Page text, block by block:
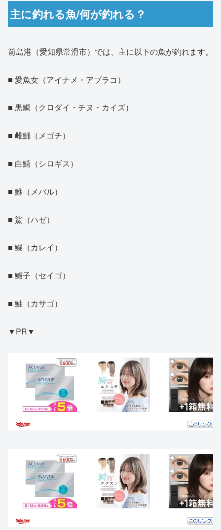
主に釣れる魚/何が釣れる？
前島港（愛知県常滑市）では、主に以下の魚が釣れます。
■ 愛魚女（アイナメ・アブラコ）
■ 黒鯛（クロダイ・チヌ・カイズ）
■ 雌鯒（メゴチ）
■ 白鱚（シロギス）
■ 鮴（メバル）
■ 鯊（ハゼ）
■ 鰈（カレイ）
■ 鱸子（セイゴ）
■ 鮋（カサゴ）
▼PR▼